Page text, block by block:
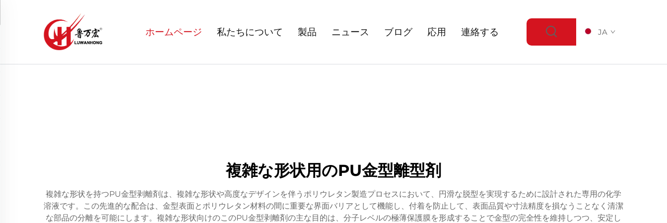
ホームページ 私たちについて 製品 ニュース ブログ 応用 連絡する JA
複雑な形状用のPU金型離型剤
複雑な形状を持つPU金型剥離剤は、複雑な形状や高度なデザインを伴うポリウレタン製造プロセスにおいて、円滑な脱型を実現するために設計された専用の化学
溶液です。この先進的な配合は、金型表面とポリウレタン材料の間に重要な界面バリアとして機能し、付着を防止して、表面品質や寸法精度を損なうことなく清潔
な部品の分離を可能にします。複雑な形状向けのこのPU金型剥離剤の主な目的は、分子レベルの極薄保護膜を形成することで金型の完全性を維持しつつ、安定し